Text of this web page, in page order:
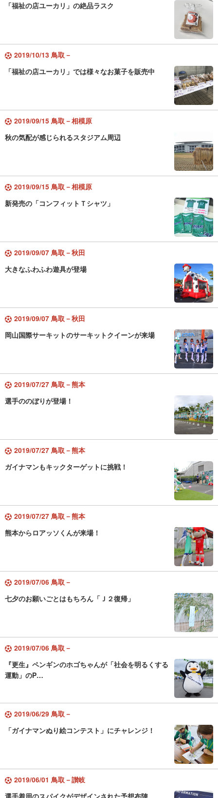
「福祉の店ユーカリ」の絶品ラスク
2019/10/13 鳥取－
「福祉の店ユーカリ」では様々なお菓子を販売中
2019/09/15 鳥取－相模原
秋の気配が感じられるスタジアム周辺
2019/09/15 鳥取－相模原
新発売の「コンフィットＴシャツ」
2019/09/07 鳥取－秋田
大きなふわふわ遊具が登場
2019/09/07 鳥取－秋田
岡山国際サーキットのサーキットクイーンが来場
2019/07/27 鳥取－熊本
選手ののぼりが登場！
2019/07/27 鳥取－熊本
ガイナマンもキックターゲットに挑戦！
2019/07/27 鳥取－熊本
熊本からロアッソくんが来場！
2019/07/06 鳥取－
七夕のお願いごとはもちろん「Ｊ２復帰」
2019/07/06 鳥取－
『更生』ペンギンのホゴちゃんが「社会を明るくする
運動」のP…
2019/06/29 鳥取－
「ガイナマンぬり絵コンテスト」にチャレンジ！
2019/06/01 鳥取－讃岐
選手着用のスパイクがデザインされた予想布陣